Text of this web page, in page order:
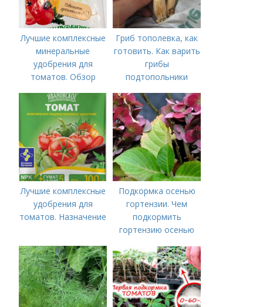
Лучшие комплексные
минеральные
удобрения для
томатов. Обзор
удобрений для
томатов: правила
внесения в почву
Гриб тополевка, как
готовить. Как варить
грибы
подтопольники
Лучшие комплексные
удобрения для
томатов. Назначение
Подкормка осенью
гортензии. Чем
подкормить
гортензию осенью